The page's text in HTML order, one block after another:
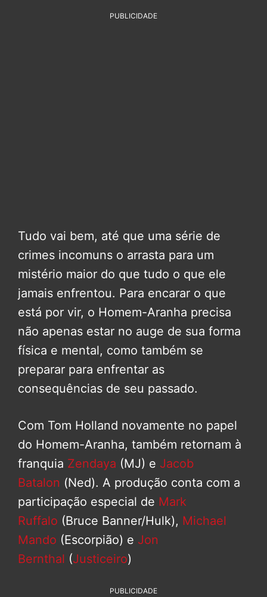
PUBLICIDADE
Tudo vai bem, até que uma série de
crimes incomuns o arrasta para um
mistério maior do que tudo o que ele
jamais enfrentou. Para encarar o que
está por vir, o Homem-Aranha precisa
não apenas estar no auge de sua forma
física e mental, como também se
preparar para enfrentar as
consequências de seu passado.
Com Tom Holland novamente no papel
do Homem-Aranha, também retornam à
franquia Zendaya (MJ) e Jacob
Batalon (Ned). A produção conta com a
participação especial de Mark
Ruffalo (Bruce Banner/Hulk), Michael
Mando (Escorpião) e Jon
Bernthal (Justiceiro)
PUBLICIDADE